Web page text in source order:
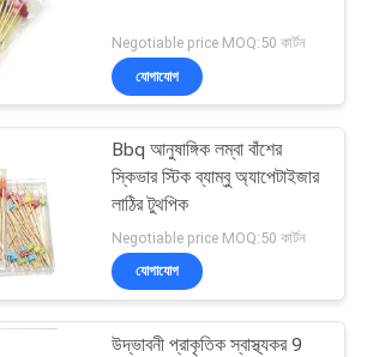
Negotiable price MOQ:50 কার্টন
যোগাযোগ
Bbq আনুষাঙ্গিক লম্বা বাঁশের
স্কিভার স্টিক ব্যাম্বু অ্যাপেটাইজার
লাঠির টুথপিক
Negotiable price MOQ:50 কার্টন
যোগাযোগ
উদ্ভাবনী প্রাকৃতিক স্বাস্থ্যকর 9